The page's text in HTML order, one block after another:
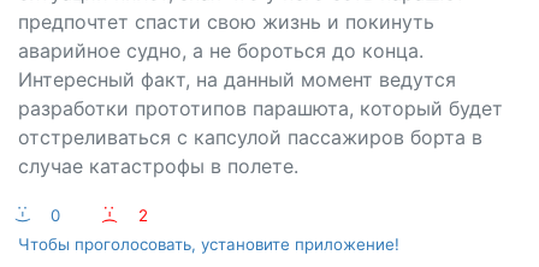
предпочтет спасти свою жизнь и покинуть
аварийное судно, а не бороться до конца.
Интересный факт, на данный момент ведутся
разработки прототипов парашюта, который будет
отстреливаться с капсулой пассажиров борта в
случае катастрофы в полете.
:-) 0 :-(
2
Чтобы проголосовать, установите приложение!